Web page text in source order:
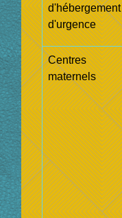
d'hébergement
d'urgence
Centres
maternels